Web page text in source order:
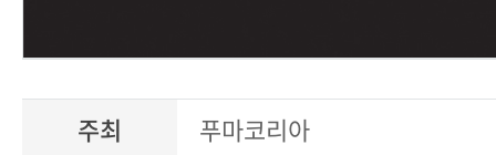
주최
푸마코리아